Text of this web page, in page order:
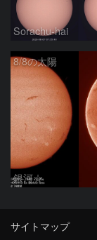
Sorachu-hai
8/8の太陽
銀河☆
サイトマップ